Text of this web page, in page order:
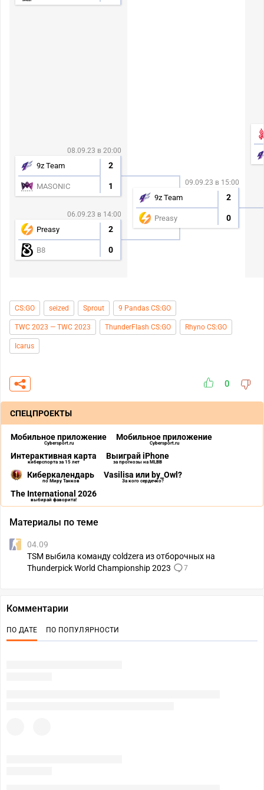
08.09.23 в 20:00
9z Team 2
MASONIC 1
06.09.23 в 14:00
Preasy 2
B8 0
09.09.23 в 15:00
9z Team 2
Preasy 0
CS:GO seized Sprout 9 Pandas CS:GO
TWC 2023 — TWC 2023 ThunderFlash CS:GO Rhyno CS:GO
Icarus
0
СПЕЦПРОЕКТЫ
Мобильное приложение
Cybersport.ru
Мобильное приложение
Cybersport.ru
Интерактивная карта
киберспорта за 15 лет
Выиграй iPhone
за прогнозы на MLBB
Киберкалендарь
по Миру Танков
Vasilisa или by_Owl?
За кого сердечко?
The International 2026
выбирай фаворита!
Материалы по теме
04.09
TSM выбила команду coldzera из отборочных на
Thunderpick World Championship 2023
7
Комментарии
ПО ДАТЕ ПО ПОПУЛЯРНОСТИ